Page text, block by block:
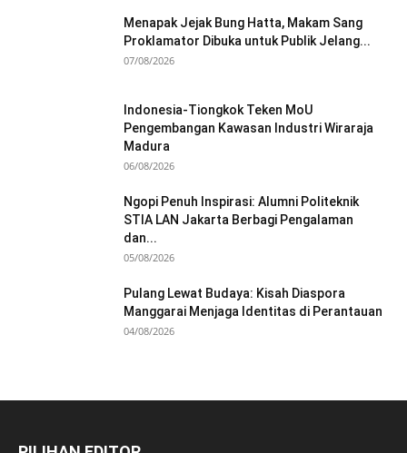
Menapak Jejak Bung Hatta, Makam Sang
Proklamator Dibuka untuk Publik Jelang...
07/08/2026
Indonesia-Tiongkok Teken MoU
Pengembangan Kawasan Industri Wiraraja
Madura
06/08/2026
Ngopi Penuh Inspirasi: Alumni Politeknik
STIA LAN Jakarta Berbagi Pengalaman
dan...
05/08/2026
Pulang Lewat Budaya: Kisah Diaspora
Manggarai Menjaga Identitas di Perantauan
04/08/2026